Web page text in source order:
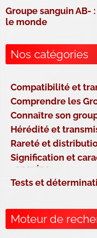
Groupe sanguin AB-
le monde
Nos catégories
Compatibilité et
Comprendre les
Connaître son
Hérédité et
Rareté et
Signification et
sanguins
Tests et
Moteur de